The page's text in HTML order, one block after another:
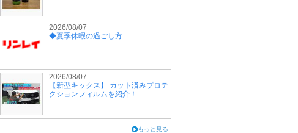
2026/08/07
◆夏季休暇の過ごし方
2026/08/07
【新型キックス】 カット済みプロテ
クションフィルムを紹介！
もっと見る